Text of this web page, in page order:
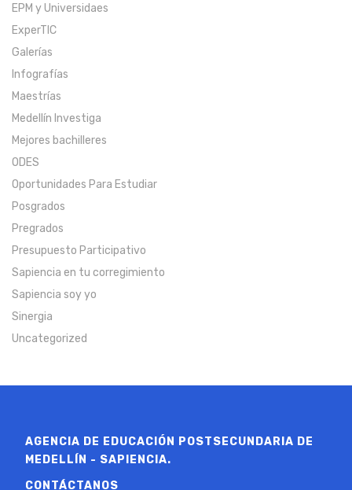
EPM y Universidaes
ExperTIC
Galerías
Infografías
Maestrías
Medellín Investiga
Mejores bachilleres
ODES
Oportunidades Para Estudiar
Posgrados
Pregrados
Presupuesto Participativo
Sapiencia en tu corregimiento
Sapiencia soy yo
Sinergia
Uncategorized
AGENCIA DE EDUCACIÓN POSTSECUNDARIA DE
MEDELLÍN - SAPIENCIA.
CONTÁCTANOS